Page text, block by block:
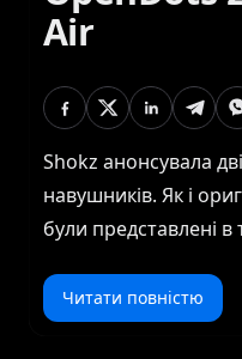
Air
Shokz анонсувала дві
навушників. Як і
були представлені в
для носіння за
спрямовують звук у
Читати повністю